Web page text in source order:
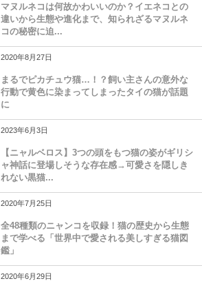
マヌルネコは何故かわいいのか？イエネコとの
違いから生態や進化まで、知られざるマヌルネ
コの秘密に迫...
2020年8月27日
まるでピカチュウ猫…！？飼い主さんの意外な
行動で黄色に染まってしまったタイの猫が話題
に
2023年6月3日
【ニャルベロス】3つの頭をもつ猫の姿がギリシ
ャ神話に登場しそうな存在感→可愛さを隠しき
れない黒猫...
2020年7月25日
全48種類のニャンコを収録！猫の歴史から生態
まで学べる「世界中で愛される美しすぎる猫図
鑑」
2020年6月29日